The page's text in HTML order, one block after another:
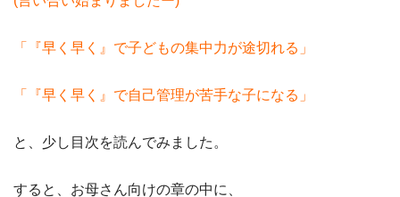
「『早く早く』で子どもの集中力が途切れる」
「『早く早く』で自己管理が苦手な子になる」
と、少し目次を読んでみました。
すると、お母さん向けの章の中に、